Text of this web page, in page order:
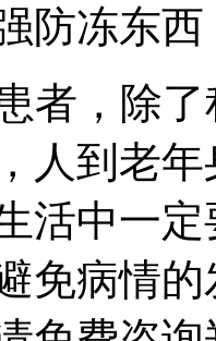
防冻东
者，除了
人到老
活中一
免病情